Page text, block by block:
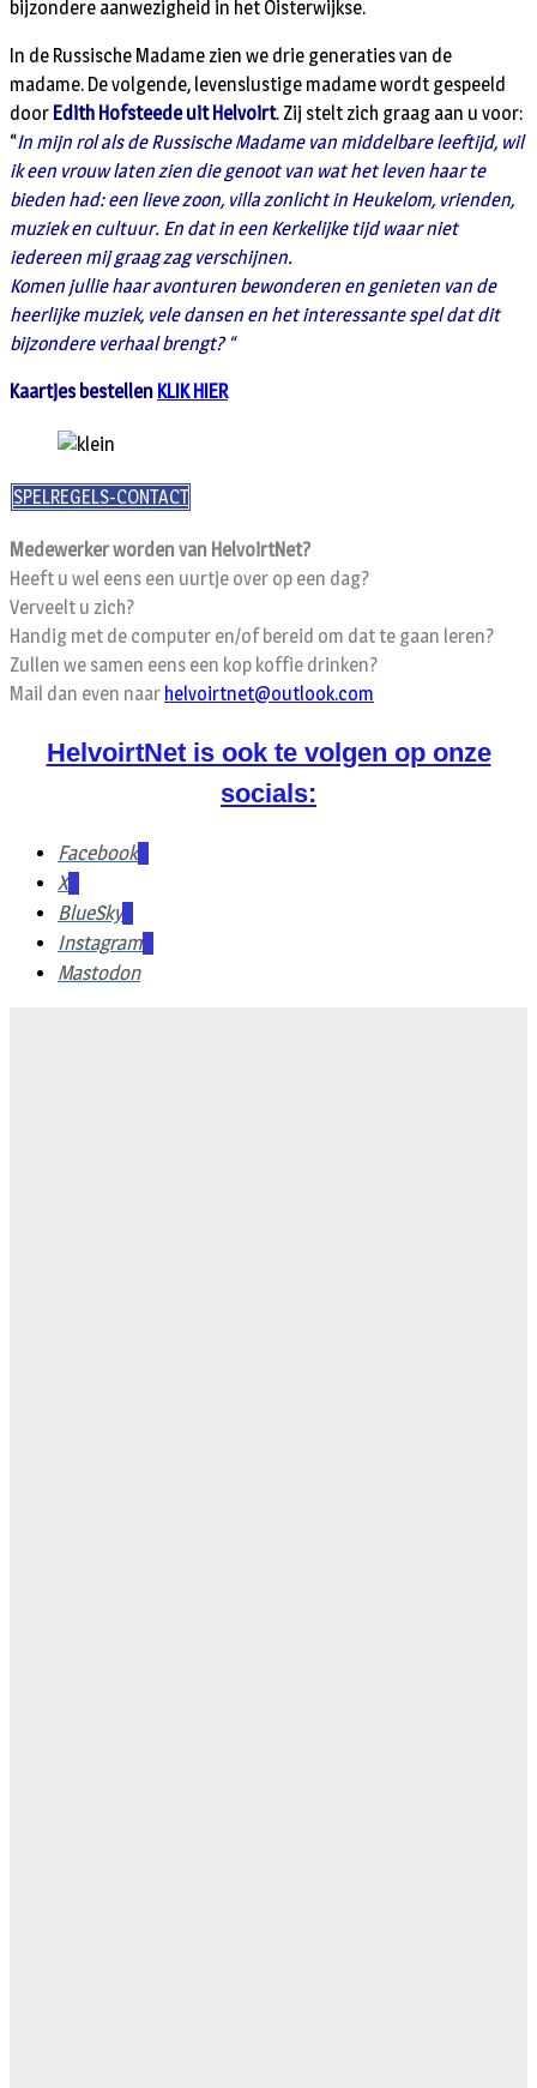
bijzondere aanwezigheid in het Oisterwijkse.
In de Russische Madame zien we drie generaties van de
madame. De volgende, levenslustige madame wordt gespeeld
door Edith Hofsteede uit Helvoirt. Zij stelt zich graag aan u voor:
“In mijn rol als de Russische Madame van middelbare leeftijd, wil
ik een vrouw laten zien die genoot van wat het leven haar te
bieden had: een lieve zoon, villa zonlicht in Heukelom, vrienden,
muziek en cultuur. En dat in een Kerkelijke tijd waar niet
iedereen mij graag zag verschijnen.
Komen jullie haar avonturen bewonderen en genieten van de
heerlijke muziek, vele dansen en het interessante spel dat dit
bijzondere verhaal brengt? “
Kaartjes bestellen KLIK HIER
SPELREGELS-CONTACT
Medewerker worden van HelvoirtNet?
Heeft u wel eens een uurtje over op een dag?
Verveelt u zich?
Handig met de computer en/of bereid om dat te gaan leren?
Zullen we samen eens een kop koffie drinken?
Mail dan even naar helvoirtnet@outlook.com
HelvoirtNet is ook te volgen op onze
socials:
Facebook
X
BlueSky
Instagram
Mastodon